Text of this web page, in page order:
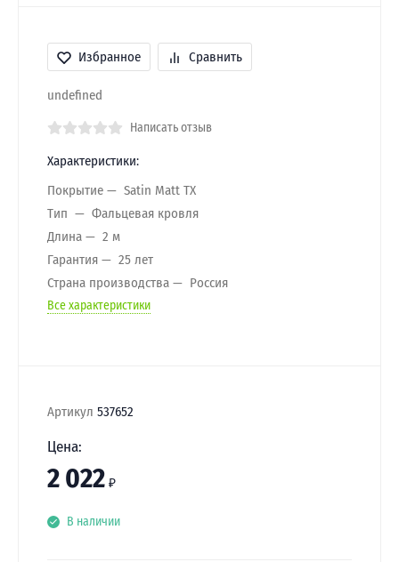
Избранное Сравнить
undefined
Написать отзыв
Характеристики:
Покрытие
Satin Matt TX
Тип
Фальцевая кровля
Длина
2 м
Гарантия
25 лет
Страна производства
Россия
Все характеристики
Артикул 537652
Цена:
2 022 ₽
В наличии